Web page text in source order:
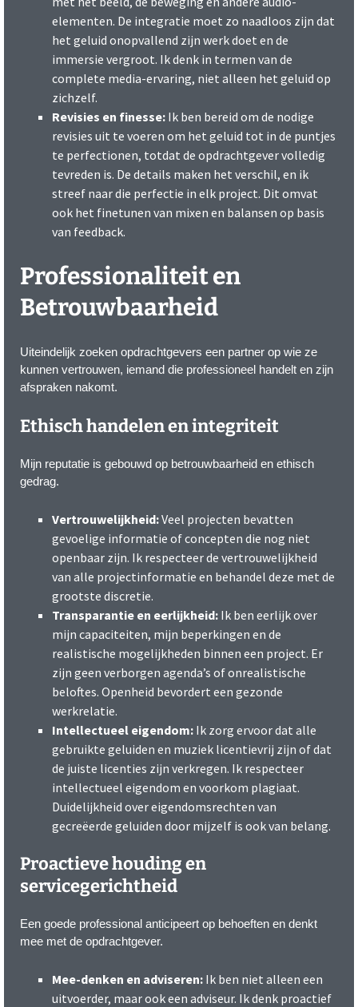
elementen. De integratie moet zo naadloos zijn dat
het geluid onopvallend zijn werk doet en de
immersie vergroot. Ik denk in termen van de
complete media-ervaring, niet alleen het geluid op
zichzelf.
Revisies en finesse: Ik ben bereid om de nodige
revisies uit te voeren om het geluid tot in de puntjes
te perfectionen, totdat de opdrachtgever volledig
tevreden is. De details maken het verschil, en ik
streef naar die perfectie in elk project. Dit omvat
ook het finetunen van mixen en balansen op basis
van feedback.
Professionaliteit en
Betrouwbaarheid
Uiteindelijk zoeken opdrachtgevers een partner op wie ze
kunnen vertrouwen, iemand die professioneel handelt en zijn
afspraken nakomt.
Ethisch handelen en integriteit
Mijn reputatie is gebouwd op betrouwbaarheid en ethisch
gedrag.
Vertrouwelijkheid:Veel projecten bevatten
gevoelige informatie of concepten die nog niet
openbaar zijn. Ik respecteer de vertrouwelijkheid
van alle projectinformatie en behandel deze met de
grootste discretie.
Transparantie en eerlijkheid: Ik ben eerlijk over
mijn capaciteiten, mijn beperkingen en de
realistische mogelijkheden binnen een project. Er
zijn geen verborgen agenda’s of onrealistische
beloftes. Openheid bevordert een gezonde
werkrelatie.
Intellectueel eigendom: Ik zorg ervoor dat alle
gebruikte geluiden en muziek licentievrij zijn of dat
de juiste licenties zijn verkregen. Ik respecteer
intellectueel eigendom en voorkom plagiaat.
Duidelijkheid over eigendomsrechten van
gecreëerde geluiden door mijzelf is ook van belang.
Proactieve houding en
servicegerichtheid
Een goede professional anticipeert op behoeften en denkt
mee met de opdrachtgever.
Mee-denken en adviseren: Ik ben niet alleen een
uitvoerder, maar ook een adviseur. Ik denk proactief